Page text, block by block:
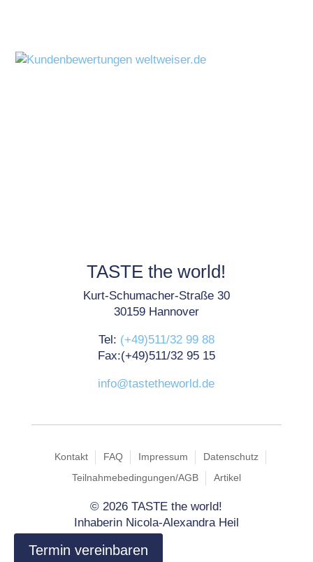
Termin vereinbaren
TASTE the world!
Kurt-Schumacher-Straße 30
30159 Hannover
Tel: (+49)511/32 99 88
Fax:(+49)511/32 95 15
info@tastetheworld.de
Kontakt FAQ Impressum
Datenschutz
Teilnahmebedingungen/AGB
Artikel
©2026 TASTE the world!
Inhaberin Nicola-Alexandra Heil